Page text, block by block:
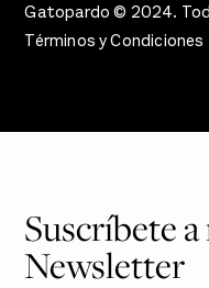
Gatopardo © 2024.
Términos y Condiciones
Suscríbete
Newsletter